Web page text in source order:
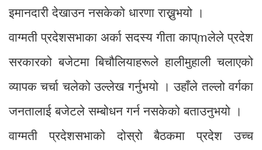
इमानदारी देखाउन नसकेको धारणा राख्नुभयो ।
वाग्मती प्रदेशसभाका अर्का सदस्य गीता काप्mलेले प्रदेश
सरकारको बजेटमा बिचौलियाहरूले हालीमुहाली चलाएको
व्यापक चर्चा चलेको उल्लेख गर्नुभयो । उहाँले तल्लो वर्गका
जनतालाई बजेटले सम्बोधन गर्न नसकेको बताउनुभयो ।
वाग्मती प्रदेशसभाको दोस्रो बैठकमा प्रदेश उच्च